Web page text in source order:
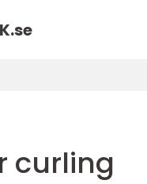
se
curling